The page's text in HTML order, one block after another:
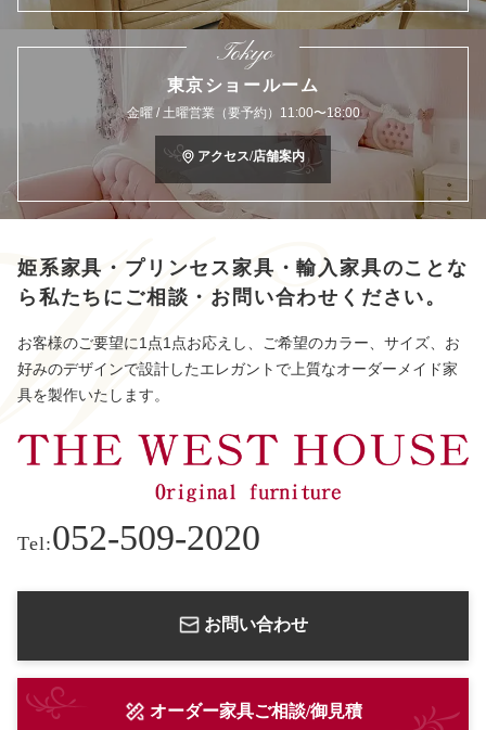
Tokyo
東京ショールーム
金曜 / 土曜営業（要予約）11:00〜18:00
アクセス/店舗案内
姫系家具・プリンセス家具・輸入家具のことな
ら 私たちにご相談・お問い合わせください。
お客様のご要望に1点1点お応えし、ご希望のカラー、サイズ、お
好みのデザインで設計したエレガントで上質なオーダーメイド家
具を製作いたします。
Tel:052-509-2020
お問い合わせ
オーダー家具ご相談/御見積